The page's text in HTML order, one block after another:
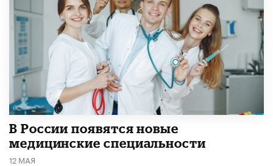
В России появятся новые
медицинские специальности
12 МАЯ